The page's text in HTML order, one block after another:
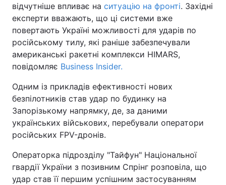
відчутніше впливає на ситуацію на фронті. Західні
експерти вважають, що ці системи вже
повертають Україні можливості для ударів по
російському тилу, які раніше забезпечували
американські ракетні комплекси HIMARS,
повідомляє Business Insider.
Одним із прикладів ефективності нових
безпілотників став удар по будинку на
Запорізькому напрямку, де, за даними
українських військових, перебували оператори
російських FPV-дронів.
Операторка підрозділу "Тайфун" Національної
гвардії України з позивним Спрінг розповіла, що
удар став її першим успішним застосуванням